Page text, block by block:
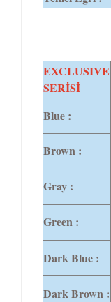
EXCLUSIVE
SERİSİ
Blue :
Brown :
Gray :
Green :
Dark Blue :
Dark Brown :